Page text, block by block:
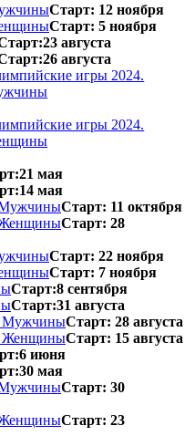
Старт: 12 ноября
Старт: 5 ноября
августа
августа
игры 2024.
игры 2024.
мая
мая
МужчиныСтарт: 11 октября
ЖенщиныСтарт: 28
Старт: 22 ноября
Старт: 7 ноября
Старт:8 сентября
Старт:31 августа
МужчиныСтарт: 28 августа
ЖенщиныСтарт: 15 августа
июня
мая
МужчиныСтарт: 30
ЖенщиныСтарт: 23